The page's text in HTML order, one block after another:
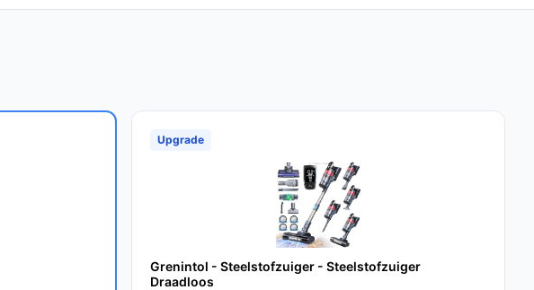
Upgrade
Grenintol - Steelstofzuiger - Steelstofzuiger
Draadloos